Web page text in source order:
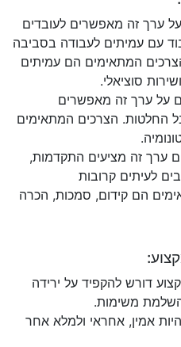
על ערך זה מאפשרים לעובדים
עם עמיתים לעבודה בסביבה
המתאימים הם עמיתים
סוציאלי.
על ערך זה מאפשרים
החלטות. הצרכים המתאימים
ערך זה מציעים התקדמות,
לעיתים קרובות
הם קידום, סמכות, הכרה
דורש להקפיד על ירידה
משימות.
אמין, אחראי ולמלא אחר